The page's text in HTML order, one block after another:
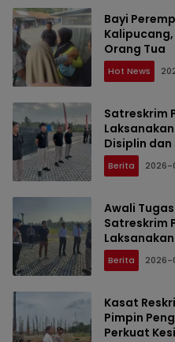
Bayi
Orang Tua
Hot News
Satreskrim
Disiplin
Berita
Awali
Satreskrim
Berita
Kasat
Pimpin
Perkuat